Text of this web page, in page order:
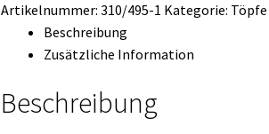
und
Menge
Artikelnummer: 310/495-1 Kategorie: Töpfe
Beschreibung
Zusätzliche Information
Beschreibung